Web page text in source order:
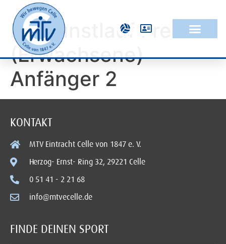
Rollkunstlauf Freizeit
(Erwachsene)
Anfänger 2
KONTAKT
MTV Eintracht Celle von 1847 e. V.
Herzog- Ernst- Ring 32, 29221 Celle
0 51 41 - 2 21 68
info@mtvecelle.de
FINDE DEINEN SPORT